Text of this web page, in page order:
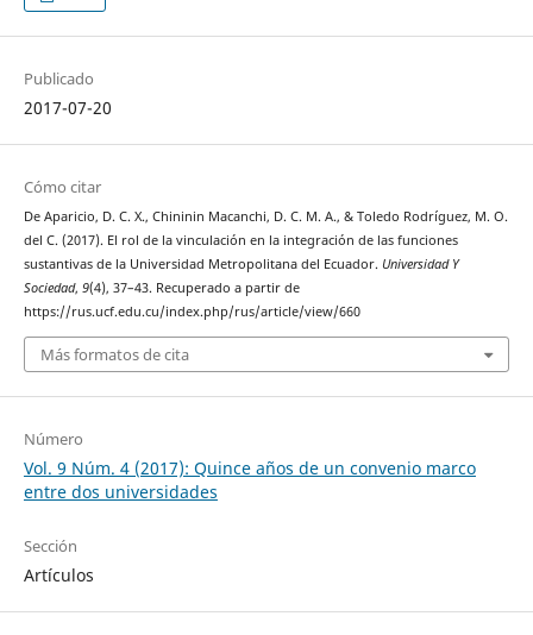
Publicado
2017-07-20
Cómo citar
De Aparicio, D. C. X., Chininin Macanchi, D. C. M. A., & Toledo Rodríguez, M. O.
del C. (2017). El rol de la vinculación en la integración de las funciones
sustantivas de la Universidad Metropolitana del Ecuador. Universidad Y
Sociedad, 9(4), 37–43. Recuperado a partir de
https://rus.ucf.edu.cu/index.php/rus/article/view/660
Más formatos de cita
Número
Vol. 9 Núm. 4 (2017): Quince años de un convenio marco
entre dos universidades
Sección
Artículos